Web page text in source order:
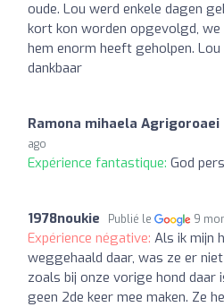
oude. Lou werd enkele dagen
kort kon worden opgevolgd,
hem enorm heeft geholpen. Lou
dankbaar
Ramona mihaela Agrigoroaei
ago
Expérience fantastique: God
1978noukie Publié le 9
Expérience négative: Als ik mijn
weggehaald daar, was ze er
zoals bij onze vorige hond daar
geen 2de keer mee maken. Ze